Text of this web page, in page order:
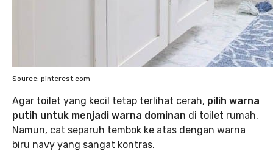
Source: pinterest.com
Agar toilet yang kecil tetap terlihat cerah, pilih warna
putih untuk menjadi warna dominan di toilet rumah.
Namun, cat separuh tembok ke atas dengan warna
biru navy yang sangat kontras.